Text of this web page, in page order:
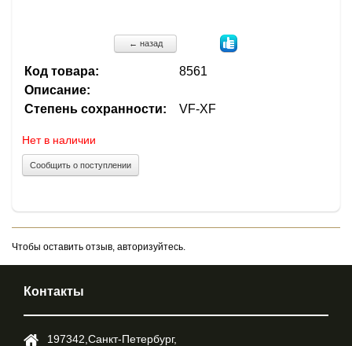
← назад
Код товара:
8561
Описание:
Степень сохранности:
VF-XF
Нет в наличии
Сообщить о поступлении
Чтобы оставить отзыв, авторизуйтесь.
Контакты
197342,Cанкт-Петербург,